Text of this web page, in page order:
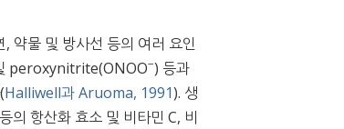
약물 및 방사선 등의 여러 요인
peroxynitrite(ONOO−) 등과
Halliwell과 Aruoma, 1991). 생
항산화 효소 및 비타민 C, 비